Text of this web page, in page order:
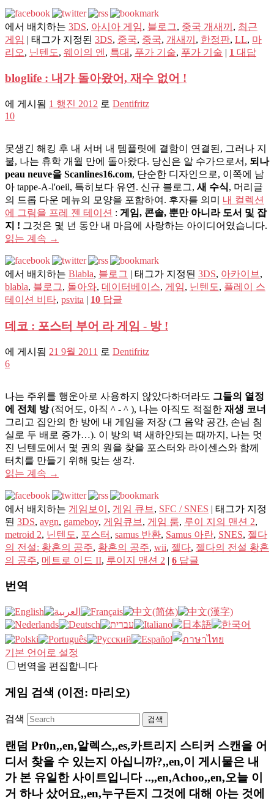
에서 배치하는 3DS, 아시아 게임, 블로그, 중국 개새끼 , 최근
게임 | 태그가 지정된 3DS, 중국, 중국, 개새끼 , 한정판, LL, 마
리오, 닌텐도, 웨이의 엔 , 특대 , 푸가 기술, 푸가 기술 | 1 대답
bloglife : 내가 돌아왔어, 재수 없어 !
에 게시됨 1 행진 2012 로 Dentifritz
10
못생긴 해킹 후 내 서버 내 템플릿에 결함이 연결된, 그러나 지
불, 나는 휴학 개월 만에 돌아왔다. 당신은 알 수가으로서, 되나
peau neuve을 Scanlines16.com, 단순한 디자인으로, 이쪽에 남
아 tappe-A-l'oeil, 특히보다 유연. 신규 블로그, 새 수식, 머리글
의 드롭 다운 메뉴의 모양을 포함하여. 후자를 의미 내 컬렉션
에 그림을 프레 젠 테이션 : 게임, 콘솔, 뿐만 아니라 도서 및 잡
지 ! 그것은 몇 년 동안 내 마음에 사랑하는 아이디어였습니다.
읽는 계속 →
에서 배치하는 Blabla, 블로그 | 태그가 지정된 3DS, 아카이브 ,
blabla, 블로그, 돌아와, 데이터베이스, 게임, 닌텐도, 플레이 스
테이션 비타, psvita | 10 답글
데코 : 포스터 부어 라 게임 - ​​방 !
에 게시됨 21 9월 2011 로 Dentifritz
6
나는 주위를 행운아로 사용하지 않았다하더라도 그들의 열정
에 전체 방(적어도, 아직 ^ - ^ ), 나는 아직도 적절한 재생 코너
그리고 집안의 한 방에 내 게임을 저장 (그 음악 공간, 손님 침
실로 두 배로 증가…). 이 방의 벽 새하얀되는 때까지, 나는 멋
진 닌텐도에서 몇 권의 원을 찾을 포스터와 라이센스와 함께
터치를 만들기 위해 맞는 생각.
읽는 계속 →
에서 배치하는 게임보이 , 게임 큐브 , SFC / SNES | 태그가 지정
된 3DS, avgn, gameboy, 게임큐브 , 게임 룸, 루이 지의 맨션 2,
metroid 2, 닌텐도, 포스터 , samus 반환, Samus 아란, SNES, 젤다
의 전설: 황혼의 공주, 황혼의 공주, wii, 젤다, 젤다의 전설 황혼
의 공주, 메트로 이드 II, 루이지 맨션 2 | 6 답글
번역
기본 언어로 설정
번역을 편집합니다
게임 검색 (이전: 마리오)
검색
랜덤 Pr0n,,en,알렉스,,es,카트리지 스티커 스캔을 어
디서 찾을 수 있는지 아십니까?,,en,이 게시물은 내
가 본 유일한 사이트입니다 ..,,en,Achoo,,en,오늘 이
거 하나 샀어요,,en,누구든지 그것에 대해 아는 것에